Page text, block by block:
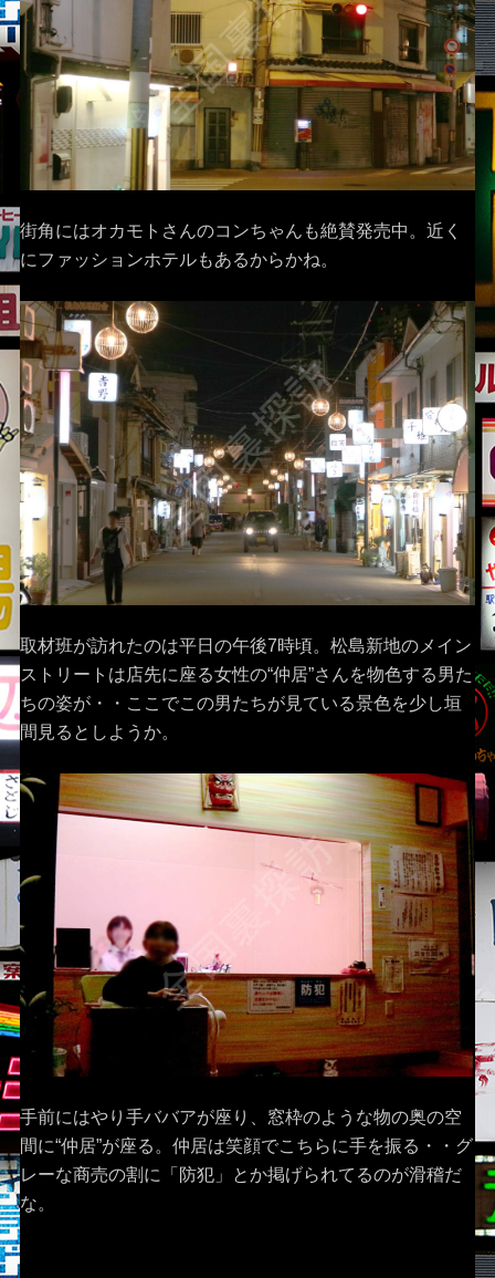
街角にはオカモトさんのコンちゃんも絶賛発売中。近く
にファッションホテルもあるからかね。
取材班が訪れたのは平日の午後7時頃。松島新地のメイン
ストリートは店先に座る女性の“仲居”さんを物色する男た
ちの姿が・・ここでこの男たちが見ている景色を少し垣
間見るとしようか。
手前にはやり手ババアが座り、窓枠のような物の奥の空
間に“仲居”が座る。仲居は笑顔でこちらに手を振る・・グ
レーな商売の割に「防犯」とか掲げられてるのが滑稽だ
な。